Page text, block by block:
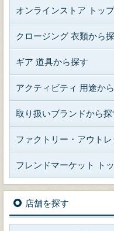
オンラインストア トップ
クロージング 衣類から
ギア 道具から探す
アクティビティ 用途か
取り扱いブランドから探
ファクトリー・アウト
フレンドマーケット ト
店舗を探す